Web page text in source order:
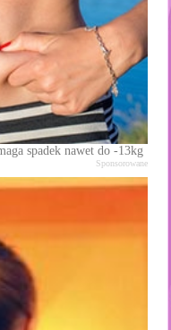
spadek nawet do -13kg
Sponsorowane